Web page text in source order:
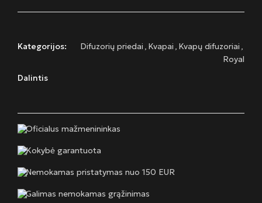
Kategorijos: Difuzorių priedai , Kvapai , Kvapų difuzoriai ,
Royal
Dalintis
Oficialus mažmenininkas
Kokybė garantuota
Nemokamas pristatymas nuo 150 EUR
Galimas nemokamas grąžinimas